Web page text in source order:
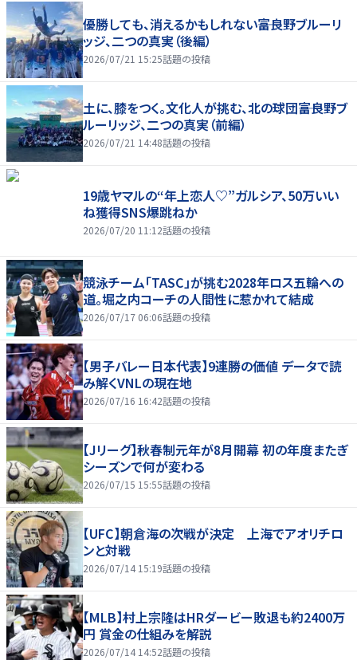
優勝しても、消えるかもしれない――富良野ブルーリ
ッジ、二つの真実（後編）
2026/07/21 15:25話題の投稿
土に、膝をつく。文化人が挑む、北の球団――富良野ブ
ルーリッジ、二つの真実（前編）
2026/07/21 14:48話題の投稿
19歳ヤマルの“年上恋人♡”ガルシア、50万いい
ね獲得SNS爆跳ねか
2026/07/20 11:12話題の投稿
競泳チーム「TASC」が挑む2028年ロス五輪への
道。堀之内コーチの人間性に惹かれて結成
2026/07/17 06:06話題の投稿
【男子バレー日本代表】9連勝の価値 データで読
み解くVNLの現在地
2026/07/16 16:42話題の投稿
【Jリーグ】秋春制元年が8月開幕 初の年度またぎ
シーズンで何が変わる
2026/07/15 15:55話題の投稿
【UFC】朝倉海の次戦が決定 上海でアオリチロ
ンと対戦
2026/07/14 15:19話題の投稿
【MLB】村上宗隆はHRダービー敗退も約2400万
円 賞金の仕組みを解説
2026/07/14 14:52話題の投稿